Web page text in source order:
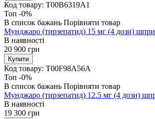
Код товару: T00B6319A1
Топ -0%
В список бажань Порівняти товар
Мунджаро (тирзепатид) 15 мг (4 дози)
В наявності
20 900 грн
Купити
Код товару: T00F98A56A
Топ -0%
В список бажань Порівняти товар
Мунджаро (тирзепатид) 12.5 мг (4 дози)
В наявності
19 300 грн